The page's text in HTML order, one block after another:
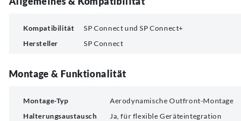
Kompatibilität
SP Connect und SP Connect+
Hersteller
SP Connect
Montage & Funktionalität
Montage-Typ
Aerodynamische Outfront-Montage
Halterungsaustausch
Ja, für flexible Geräteintegration